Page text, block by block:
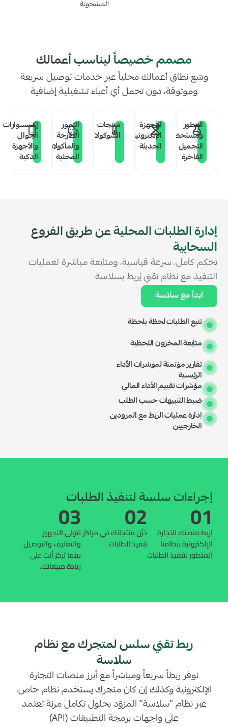
المشحونة
مصمم خصيصاً ليناسب أعمالك
وسّع نطاق أعمالك محلياً عبر خدمات توصيل سريعة
وموثوقة، دون تحمل أي أعباء تشغيلية إضافية
العطور
ومستحضرات
التجميل
الفاخرة
الأجهزة
الإلكترونية
الحديثة
منتجات
الشوكولا
التمور
الطازجة
والمأكولات
المحلية
إكسسوارات
الجوال
والأجهزة
الذكية
إدارة الطلبات المحلية عن طريق الفروع
السحابية
تحكم كامل، سرعة قياسية، ومتابعة مباشرة لعمليات
التنفيذ مع نظام تقني يُربط بسلاسة
ابدأ مع سلاسة
تتبع الطلبات لحظة بلحظة
متابعة المخزون اللحظية
تقارير مؤتمتة لمؤشرات الأداء
الرئيسية
مؤشرات تقييم الأداء المالي
ضبط التنبيهات حسب الطلب
إدارة عمليات الربط مع المزودين
الخارجيين
إجراءات سلسة لتنفيذ الطلبات
01
اربط منصتك للتجارة
الإلكترونية بنظامنا
المتطور لتنفيذ الطلبات
02
خزّن منتجاتك في مراكز
تنفيذ الطلبات
03
نتولى التجهيز
والتغليف والتوصيل
بينما تركز أنت على
زيادة مبيعاتك.
ربط تقني سلس لمتجرك مع نظام
سلاسة
نوفر ربطاً سريعاً ومباشراً مع أبرز منصات التجارة
الإلكترونية وكذلك إن كان متجرك يستخدم نظام خاص،
عبر نظام “سلاسة” المزوّد بحلول تكامل مرنة تعتمد
على واجهات برمجة التطبيقات (API)